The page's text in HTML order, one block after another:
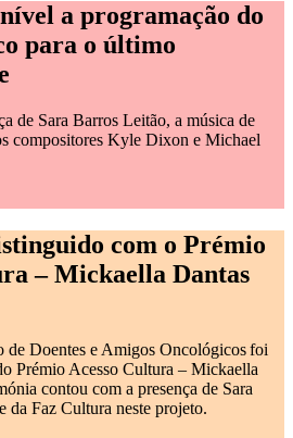
a programação do
para o último
de Sara Barros Leitão, a música de
compositores Kyle Dixon e Michael
com o Prémio
– Mickaella Dantas
Doentes e Amigos Oncológicos foi
Prémio Acesso Cultura – Mickaella
contou com a presença de Sara
da Faz Cultura neste projeto.